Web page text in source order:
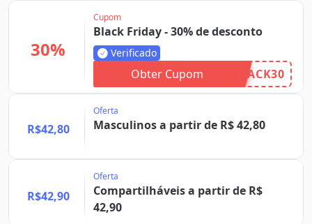
30%
Cupom
Black Friday - 30% de desconto
Verificado
Obter Cupom ACK30
R$42,80
Oferta
Masculinos a partir de R$ 42,80
R$42,90
Oferta
Compartilháveis a partir de R$
42,90